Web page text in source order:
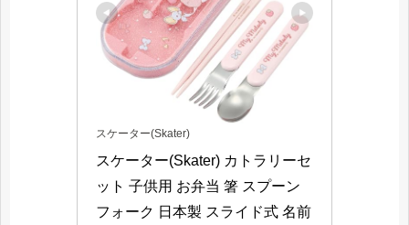
スケーター(Skater)
スケーター(Skater) カトラリーセ
ット 子供用 お弁当 箸 スプーン
フォーク 日本製 スライド式 名前